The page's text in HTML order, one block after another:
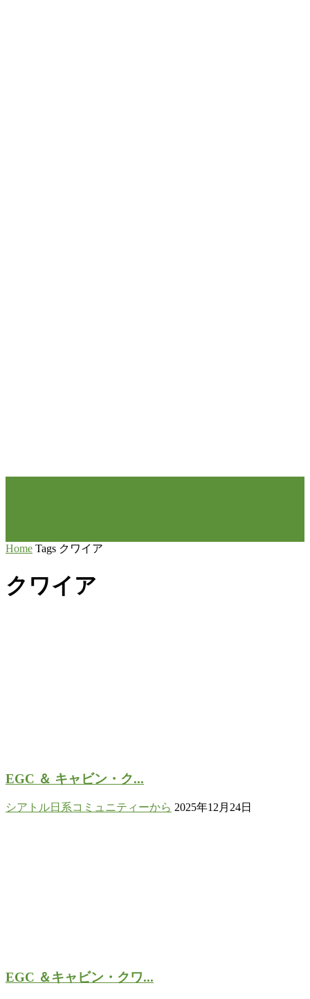
Home Tags クワイア
クワイア
EGC ＆ キャビン・ク...
シアトル日系コミュニティーから 2025年12月24日
EGC ＆キャビン・クワ...